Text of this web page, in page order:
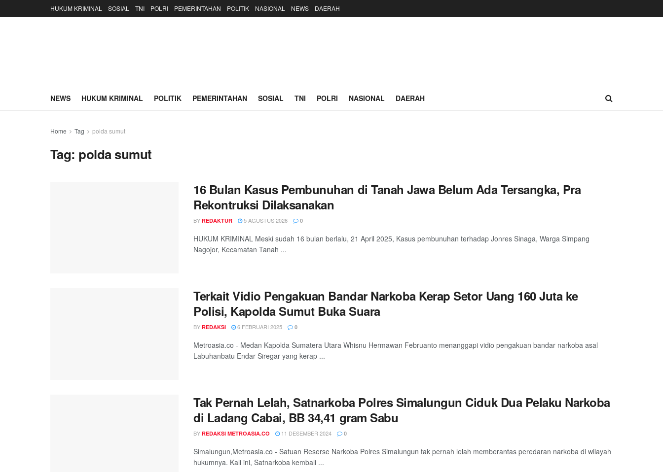
HUKUM KRIMINAL SOSIAL TNI POLRI PEMERINTAHAN POLITIK NASIONAL NEWS DAERAH
NEWS HUKUM KRIMINAL POLITIK PEMERINTAHAN SOSIAL TNI POLRI NASIONAL DAERAH
Home Tag polda sumut
Tag: polda sumut
16 Bulan Kasus Pembunuhan di Tanah Jawa Belum Ada Tersangka, Pra
Rekontruksi Dilaksanakan
BY REDAKTUR 5 AGUSTUS 2026 0
HUKUM KRIMINAL Meski sudah 16 bulan berlalu, 21 April 2025, Kasus pembunuhan terhadap Jonres Sinaga, Warga Simpang
Nagojor, Kecamatan Tanah ...
Terkait Vidio Pengakuan Bandar Narkoba Kerap Setor Uang 160 Juta ke
Polisi, Kapolda Sumut Buka Suara
BY REDAKSI 6 FEBRUARI 2025 0
Metroasia.co - Medan Kapolda Sumatera Utara Whisnu Hermawan Februanto menanggapi vidio pengakuan bandar narkoba asal
Labuhanbatu Endar Siregar yang kerap ...
Tak Pernah Lelah, Satnarkoba Polres Simalungun Ciduk Dua Pelaku Narkoba
di Ladang Cabai, BB 34,41 gram Sabu
BY REDAKSI METROASIA.CO 11 DESEMBER 2024 0
Simalungun,Metroasia.co - Satuan Reserse Narkoba Polres Simalungun tak pernah lelah memberantas peredaran narkoba di wilayah
hukumnya. Kali ini, Satnarkoba kembali ...